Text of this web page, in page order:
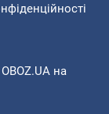
на